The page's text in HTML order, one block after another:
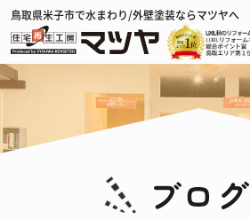
鳥取県米子市で水まわり/外壁塗装ならマツヤへ
ブログ